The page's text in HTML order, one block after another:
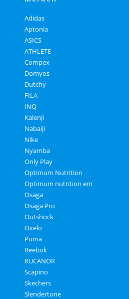
Adidas
Aptonia
ASICS
ATHLETE
Compex
Domyos
Dutchy
FILA
INQ
Kalenji
Nabaiji
Nike
Nyamba
Only Play
Optimum Nutrition
Optimum nutrition em
Osaga
Osaga Pro
Outshock
Oxelo
Puma
Reebok
RUCANOR
Scapino
Skechers
Slendertone